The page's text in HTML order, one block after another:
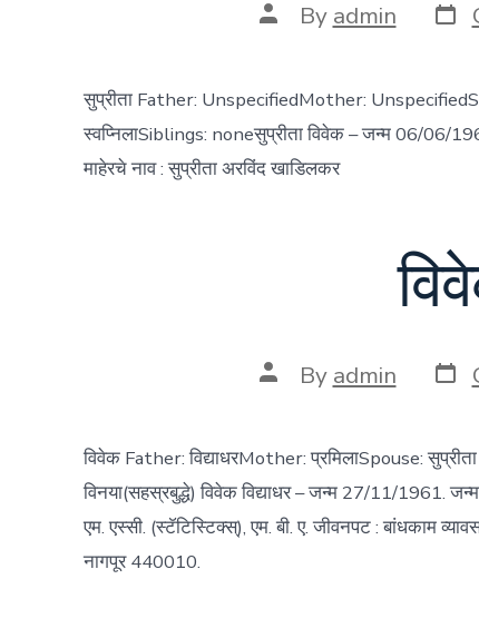
Post
author
By admin Post
date
सुप्रीता Father: UnspecifiedMother:
स्वप्निलाSiblings: noneसुप्रीता विवेक – जन्म 06/06/
माहेरचे नाव : सुप्रीता अरविंद खाडिलकर
Post
author
By admin Post
date
विवेक Father: विद्याधरMother: प्रमिलाSpouse:
विनया(सहस्रबुद्धे) विवेक विद्याधर – जन्म 27/11/1961.
एम. एस्सी. (स्टॅटिस्टिक्स्), एम. बी. ए. जीवनपट : बांधकाम
नागपूर 440010.